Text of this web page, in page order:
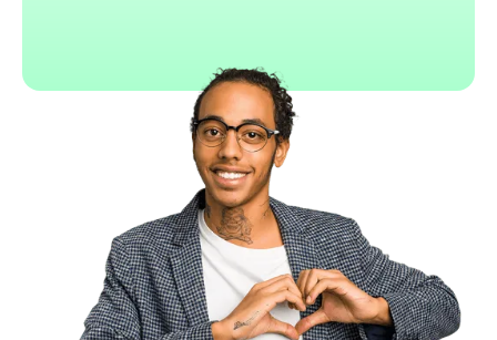
Zoho Bookings
Synchronisation agenda en temps réel
Rappels automatiques SMS et email
Intégration avec Zoom et Stripe